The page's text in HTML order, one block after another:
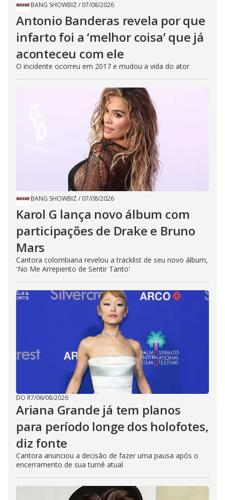
BANG SHOWBIZ / 07/08/2026
Antonio Banderas revela por que
infarto foi a ‘melhor coisa’ que já
aconteceu com ele
O incidente ocorreu em 2017 e mudou a vida do ator
BANG SHOWBIZ / 07/08/2026
Karol G lança novo álbum com
participações de Drake e Bruno
Mars
Cantora colombiana revelou a ​tracklist de seu novo álbum,
'No Me Arrepiento de Sentir Tanto'
DO R7/06/08/2026
Ariana Grande já tem planos
para período longe dos holofotes,
diz fonte
Cantora anunciou a decisão de fazer uma pausa após o
encerramento de sua turnê atual